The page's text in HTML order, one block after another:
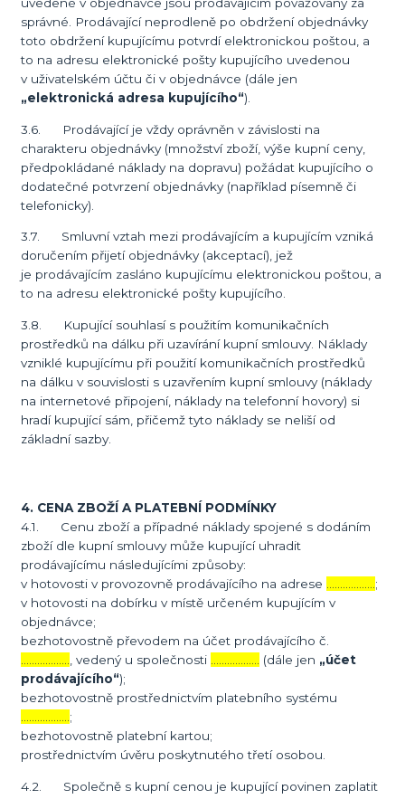
správné. Prodávající neprodleně po obdržení objednávky
toto obdržení kupujícímu potvrdí elektronickou poštou, a
to na adresu elektronické pošty kupujícího uvedenou
v uživatelském účtu či v objednávce (dále jen
„elektronická adresa kupujícího“).
3.6. Prodávající je vždy oprávněn v závislosti na
charakteru objednávky (množství zboží, výše kupní ceny,
předpokládané náklady na dopravu) požádat kupujícího o
dodatečné potvrzení objednávky (například písemně či
telefonicky).
3.7. Smluvní vztah mezi prodávajícím a kupujícím vzniká
doručením přijetí objednávky (akceptací), jež
je prodávajícím zasláno kupujícímu elektronickou poštou, a
to na adresu elektronické pošty kupujícího.
3.8. Kupující souhlasí s použitím komunikačních
prostředků na dálku při uzavírání kupní smlouvy. Náklady
vzniklé kupujícímu při použití komunikačních prostředků
na dálku v souvislosti s uzavřením kupní smlouvy (náklady
na internetové připojení, náklady na telefonní hovory) si
hradí kupující sám, přičemž tyto náklady se neliší od
základní sazby.
4. CENA ZBOŽÍ A PLATEBNÍ PODMÍNKY
4.1. Cenu zboží a případné náklady spojené s dodáním
zboží dle kupní smlouvy může kupující uhradit
prodávajícímu následujícími způsoby:
v hotovosti v provozovně prodávajícího na adrese
;
v hotovosti na dobírku v místě určeném kupujícím v
objednávce;
bezhotovostně převodem na účet prodávajícího č.
, vedený u společnosti (dále jen „účet
prodávajícího“);
bezhotovostně prostřednictvím platebního systému
;
bezhotovostně platební kartou;
prostřednictvím úvěru poskytnutého třetí osobou.
4.2. Společně s kupní cenou je kupující povinen zaplatit